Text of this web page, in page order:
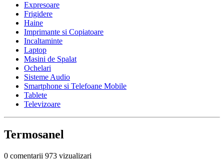
Expresoare
Frigidere
Haine
Imprimante si Copiatoare
Incaltaminte
Laptop
Masini de Spalat
Ochelari
Sisteme Audio
Smartphone si Telefoane Mobile
Tablete
Televizoare
Termosanel
0 comentarii 973 vizualizari